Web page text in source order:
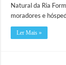
Natural da Ria
moradores e
Ler Mais »